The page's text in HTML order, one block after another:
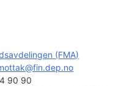
(FMA)
90 90